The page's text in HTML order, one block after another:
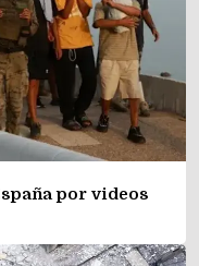
por videos